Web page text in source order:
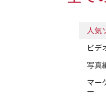
人気
ビデ
写真
マー
ー